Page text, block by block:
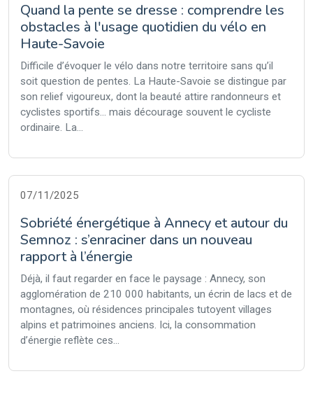
Quand la pente se dresse : comprendre les
obstacles à l'usage quotidien du vélo en
Haute-Savoie
Difficile d’évoquer le vélo dans notre territoire sans qu’il
soit question de pentes. La Haute-Savoie se distingue par
son relief vigoureux, dont la beauté attire randonneurs et
cyclistes sportifs… mais décourage souvent le cycliste
ordinaire. La...
07/11/2025
Sobriété énergétique à Annecy et autour du
Semnoz : s’enraciner dans un nouveau
rapport à l’énergie
Déjà, il faut regarder en face le paysage : Annecy, son
agglomération de 210 000 habitants, un écrin de lacs et de
montagnes, où résidences principales tutoyent villages
alpins et patrimoines anciens. Ici, la consommation
d’énergie reflète ces...